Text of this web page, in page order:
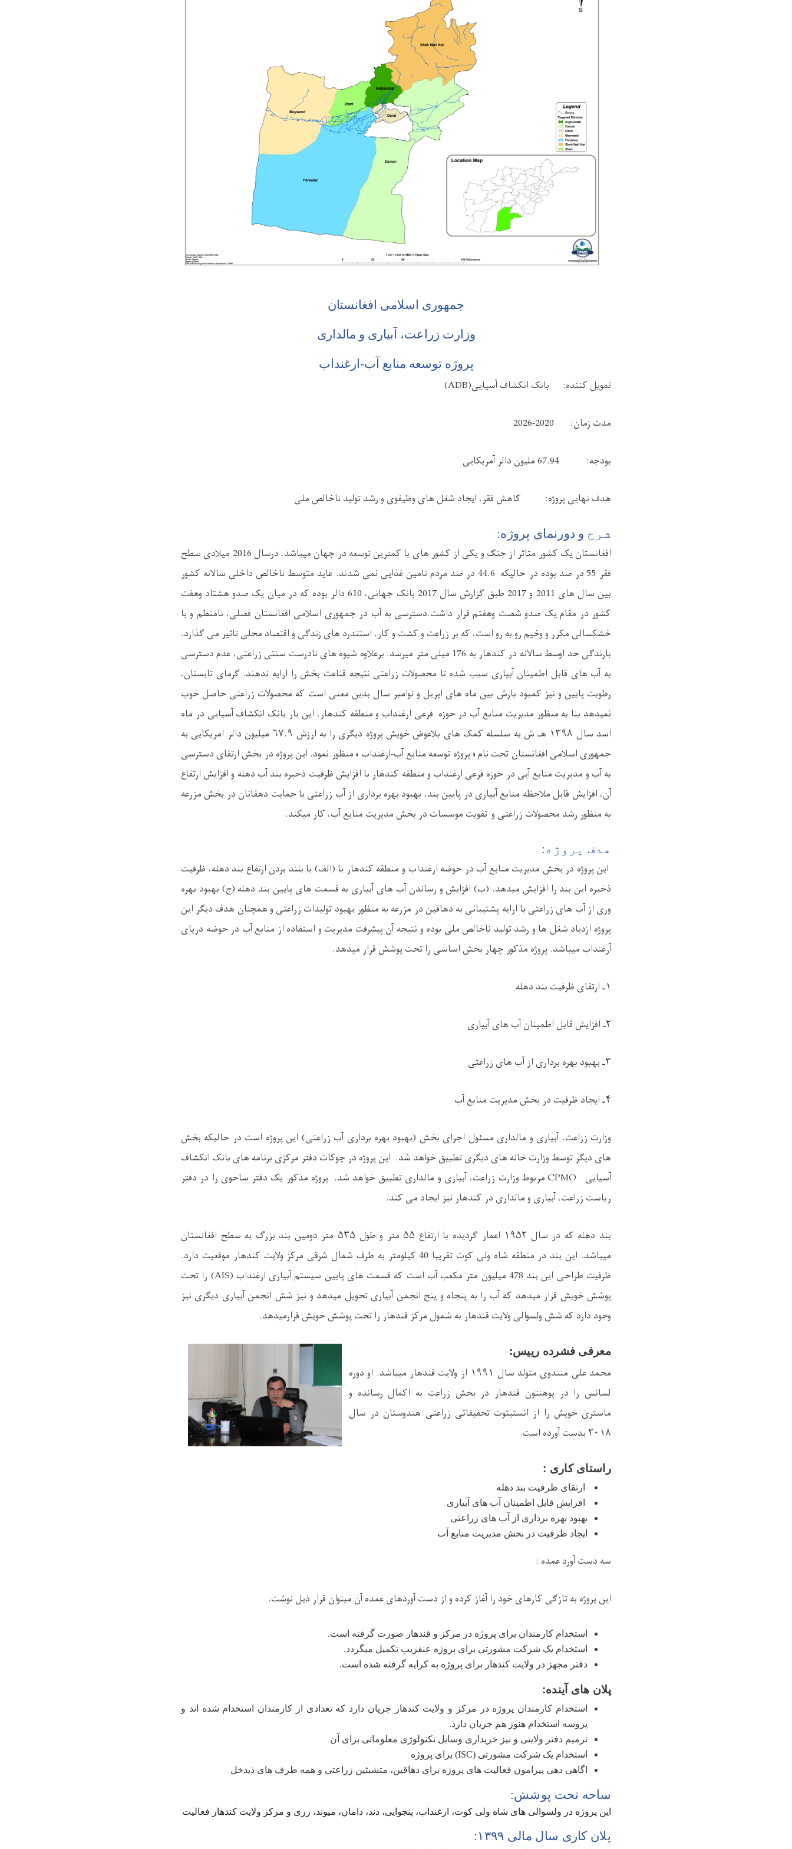
جمهوری اسلامی افغانستان
وزارت زراعت، آبیاری و مالداری
پروژه توسعه منابع آب-ارغنداب
تمویل کننده: بانک انکشاف آسیایی(ADB)
مدت زمان: 2026-2020
بودجه: 67.94ملیون دالر آمریکایی
هدف نهایی پروژه: کاهش فقر، ایجاد شغل های وظیفوی و رشد تولید ناخالص ملی
شرح و دورنمای پروژه:
افغانستان یک کشور متاثر از جنگ و یکی از کشور های با کمترین توسعه در جهان میباشد. درسال 2016 میلادی سطح
فقر 55 در صد بوده در حالیکه 44.6 در صد مردم تامین غذایی نمی شدند. عاید متوسط ناخالص داخلی سالانه کشور
بین سال های 2011 و 2017 طبق گزارش سال 2017 بانک جهانی، 610 دالر بوده که در میان یک صدو هشتاد وهفت
کشور در مقام یک صدو شصت وهفتم قرار داشت.دسترسی به آب در جمهوری اسلامی افغانستان فصلی، نامنظم و با
خشکسالی مکرر و وخیم رو به رو است، که بر زراعت و کشت و کار، استندرد های زندگی و اقتصاد محلی تاثیر می گذارد.
بارندگی حد اوسط سالانه در کندهار به
برعلاوه شیوه های نادرست سنتی زراعتی، عدم دسترسی
به آب های قابل اطمینان آبیاری سبب شده تا محصولات زراعتی نتیجه قناعت بخش را ارایه ندهند. گرمای تابستان،
رطوبت پایین و نیز کمبود بارش بین ماه های اپریل و نوامبر سال بدین معنی است که محصولات زراعتی حاصل خوب
نمیدهد بنا به منظور مدیریت منابع آب در حوزه فرعی ارغنداب ومنطقه کندهار، این بار بانک انکشاف آسیایی در ماه
اسد سال ۱۳۹۸ هـ ش به سلسله کمک های بلاعوض خویش پروژه دیگری را به ارزش
۶۷.۹ میلیون دالر امریکایی به
جمهوری اسلامی افغانستان تحت نام « پروژه توسعه منابع آب-ارغنداب » منظور نمود. این پروژه در بخش ارتقای دسترسی
به آب و مدیریت منابع آبی در حوزه فرعی ارغنداب و منطقه کندهار با افزایش ظرفیت ذخیره بند آب دهله و افزایش ارتفاع
آن، افزایش قابل ملاحظه منابع آبیاری در پایین بند، بهبود بهره برداری از آب زراعتی با حمایت دهقانان در بخش مزرعه
به منظور رشد محصولات زراعتی و تقویت موسسات در بخش مدیریت منابع آب، کار میکند.
هدف پروژه:
این پروژه در بخش مدیریت منابع آب در حوضه ارغنداب و منطقه کندهار با (الف) با بلند بردن ارتفاع بند دهله، ظرفیت
ذخیره این بند را افزایش میدهد. (ب) افزایش و رساندن آب های آبیاری به قسمت های پایین بند دهله (ج) بهبود بهره
وری از آب های زراعتی با ارایه پشتیبانی به دهاقین در مزرعه به منظور بهبود تولیدات زراعتی و همچنان هدف دیگر این
پروژه ازدیاد شغل ها و رشد تولید ناخالص ملی بوده و نتیجه آنپیشرفت مدیریت و استفاده از منابع آب در حوضه دریای
آرغنداب میباشد. پروژه مذکور چهار بخش اساسی را تحت پوشش قرار میدهد.
۱ـ ارتقای ظرفیت بند دهله
۲ـ افزایش قابل اطمینان آب های آبیاری
۳ـ بهبود بهره برداری از آب های زراعتی
۴ـ ایجاد ظرفیت در بخش مدیریت منابع آب
وزارت زراعت، آبیاری و مالداری مسئول اجرای بخش (بهبود بهره‌ برداری آب زراعتی) این پروژه است در حالیکه بخش
های دیگر توسط وزارت خانه های دیگری تطبیق خواهد شد. این پروژه در چوکات دفتر مرکزی برنامه های بانک انکشاف
آسیایی CPMOمربوط وزارت زراعت، آبیاری و مالداری تطبیق خواهد شد. پروژه مذکور یک دفتر ساحوی را در دفتر
ریاست زراعت، آبیاری و مالداری در کندهار نیز ایجاد می کند.
بند دهله که در سال ۱۹۵۲ اعمار گردیده با ارتفاع ۵۵ متر و طول ۵۳۵ متر دومین بند بزرگ به سطح افغانستان
میباشد. این بند در منطقه شاه ولی کوت تقریبا 40 کیلومتر به طرف شمال شرقی مرکز ولایت
کندهار موقعیت دارد.
ظرفیت طراحی این بند 478 میلیون متر مکعب آب است که قسمت های پایین سیستم آبیاری ارغنداب (
AIS) را تحت
پوشش خویش قرار میدهد که آب را به پنجاه و پنج انجمن آبیاری تحویل میدهد و نیز شش انجمن آبیاری دیگری نیز
وجود دارد که شش ولسوالی ولایت قندهار به شمول مرکز قندهار را تحت پوشش خویش قرارمیدهد.
معرفی فشرده رییس:
محمد علی منندوی متولد سال ۱۹۹۱ از ولایت قندهار میباشد. او دوره
لسانس را در پوهنتون قندهار در بخش زراعت به اکمال رسانده و
ماستری خویش را از انستیتوت تحقیقاتی زراعتی هندوستان در سال
۲۰۱۸ بدست آورده است.
راستای کاری :
ارتقای ظرفیت بند دهله
افزایش قابل اطمینان آب های آبیاری
بهبود بهره برداری از آب های زراعتی
ایجاد ظرفیت در بخش مدیریت منابع آب
سه دست آورد عمده :
این پروژه به تازگی کارهای خود را آغاز کرده و از دست آوردهای عمده آن میتوان قرار ذیل نوشت.
استخدام کارمندان برای پروژه در مرکز و قندهار صورت گرفته است.
استخدام یک شرکت مشورتی برای پروژه عنقریب تکمیل میگردد.
دفتر مجهز در ولایت کندهار برای پروژه به کرایه گرفته شده است.
پلان های آینده:
استخدام کارمندان پروژه در مرکز و ولایت کندهار جریان دارد که تعدادی از کارمندان استخدام شده اند و
پروسه استخدام هنوز هم جریان دارد.
ترمیم دفتر ولایتی و نیز خریداری وسایل تکنولوژی معلوماتی برای آن
استخدام یک شرکت مشورتی (ISC) برای پروژه
اگاهی دهی پیرامون فعالیت های پروژه برای دهاقین، متشبثین زراعتی و همه طرف های ذیدخل
ساحه تحت پوشش:
این پروژه در ولسوالی های شاه ولی کوت، ارغنداب، پنجوایی، دند، دامان، میوند، زری و مرکز ولایت کندهار فعالیت میکند.
پلان کاری سال مالی ۱۳۹۹: